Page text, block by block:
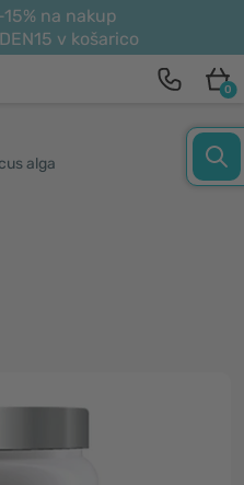
na nakup
v košarico
0
alga